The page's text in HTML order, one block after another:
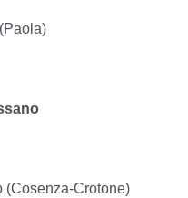
(Cosenza-Crotone)